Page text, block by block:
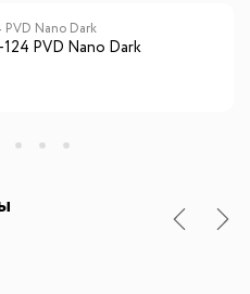
PVD Nano Dark
124 PVD Nano Dark